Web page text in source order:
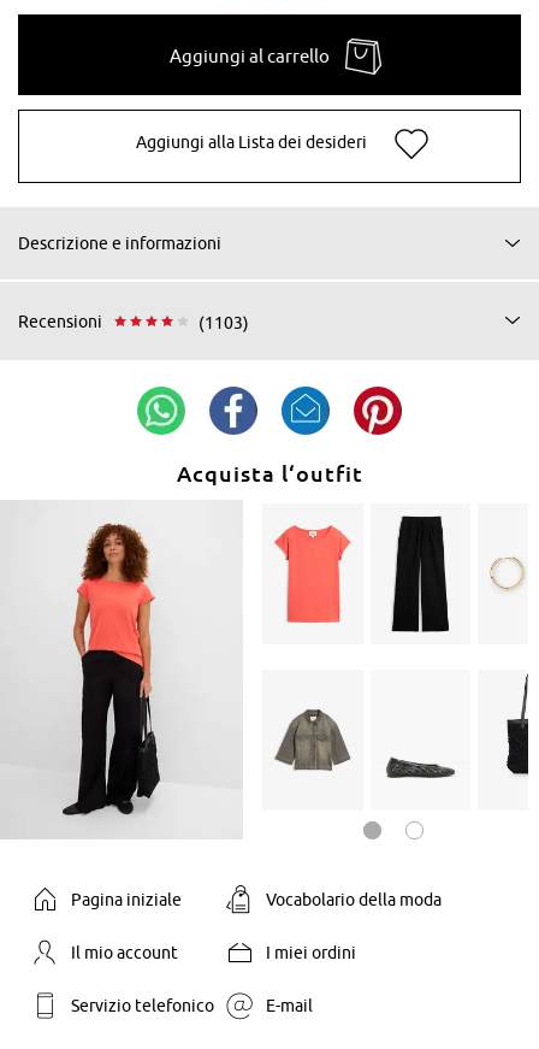
Aggiungi al carrello
Aggiungi alla Lista dei desideri
Descrizione e informazioni
Recensioni (1103)
Acquista l‘outfit
Pagina iniziale Vocabolario della moda
Il mio account I miei ordini
Servizio telefonico E-mail